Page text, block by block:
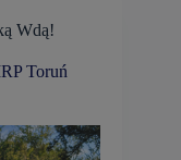
Wdą!
Toruń